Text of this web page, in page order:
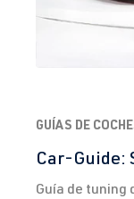
GUÍAS DE
Car-Guide:
Guía de tuning